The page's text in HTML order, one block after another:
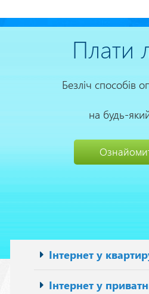
Плати
Безліч способів
на будь-
Основна
навіґація
Інтернет у
Інтернет у